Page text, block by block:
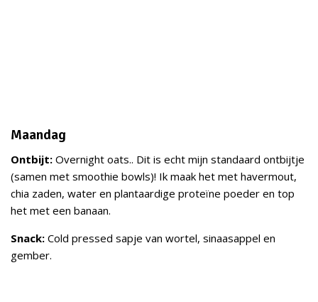
Maandag
Ontbijt: Overnight oats.. Dit is echt mijn standaard ontbijtje
(samen met smoothie bowls)! Ik maak het met havermout,
chia zaden, water en plantaardige proteïne poeder en top
het met een banaan.
Snack: Cold pressed sapje van wortel, sinaasappel en
gember.